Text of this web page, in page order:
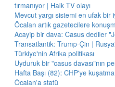
tırmanıyor | Halk TV olayı
Mevcut yargı sistemi en ufak
Öcalan artık gazetecilere
Acayip bir dava: Casus dediler
Transatlantik: Trump-Çin |
Türkiye'nin Afrika politikası
Uyduruk bir "casus davası"nın
Hafta Başı (82): CHP'ye
Öcalan'a statü